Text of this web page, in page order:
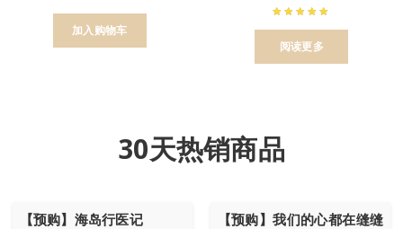
加入购物车
阅读更多
30天热销商品
【预购】海岛行医记
【预购】我们的心都在缝缝